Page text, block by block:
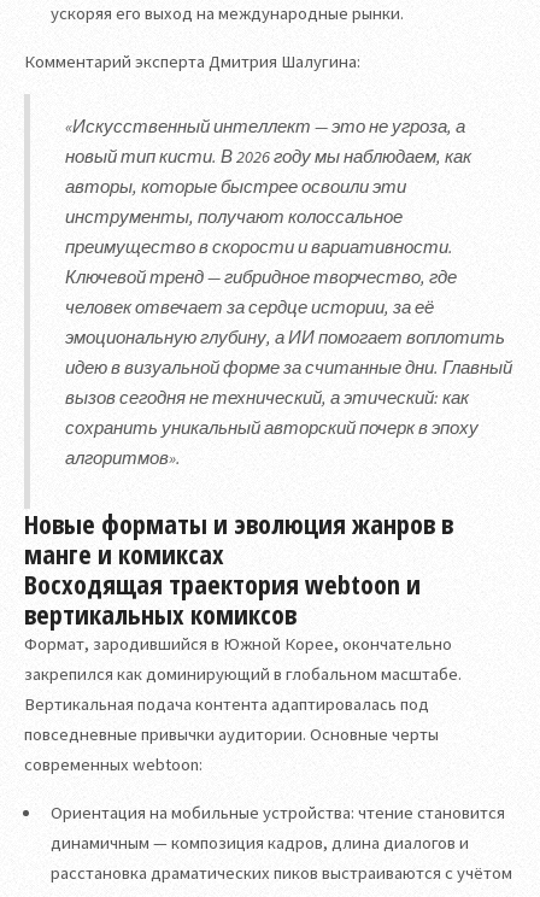
ускоряя его выход на международные рынки.
Комментарий эксперта Дмитрия Шалугина:
«Искусственный интеллект — это не угроза, а
новый тип кисти. В 2026 году мы наблюдаем, как
авторы, которые быстрее освоили эти
инструменты, получают колоссальное
преимущество в скорости и вариативности.
Ключевой тренд — гибридное творчество, где
человек отвечает за сердце истории, за её
эмоциональную глубину, а ИИ помогает воплотить
идею в визуальной форме за считанные дни. Главный
вызов сегодня не технический, а этический: как
сохранить уникальный авторский почерк в эпоху
алгоритмов».
Новые форматы и эволюция жанров в
манге и комиксах
Восходящая траектория webtoon и
вертикальных комиксов
Формат, зародившийся в Южной Корее, окончательно
закрепился как доминирующий в глобальном масштабе.
Вертикальная подача контента адаптировалась под
повседневные привычки аудитории. Основные черты
современных webtoon:
Ориентация на мобильные устройства: чтение становится
динамичным — композиция кадров, длина диалогов и
расстановка драматических пиков выстраиваются с учётом